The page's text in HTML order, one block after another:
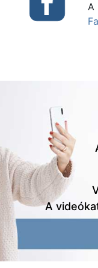
A